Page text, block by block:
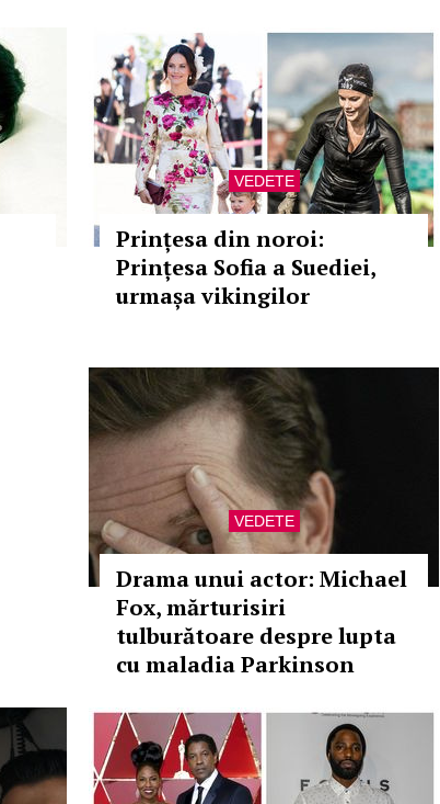
VEDETE
Prințesa din noroi:
Prințesa Sofia a Suediei,
urmașa vikingilor
VEDETE
Drama unui actor: Michael
Fox, mărturisiri
tulburătoare despre lupta
cu maladia Parkinson